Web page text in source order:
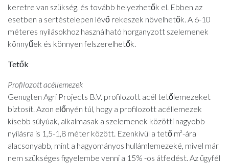
keretre van szükség, és tovább helyezhetők el. Ebben az
esetben a sertéstelepen lévő rekeszek növelhetők. A 6-10
méteres nyílásokhoz használható horganyzott szelemenek
könnyűek és könnyen felszerelhetők.
Tetők
Profilozott acéllemezek
Genugten Agri Projects B.V. profilozott acél tetőlemezeket
biztosít. Azon előnyén túl, hogy a profilozott acéllemezek
kisebb súlyúak, alkalmasak a szelemenek közötti nagyobb
nyílásra is 1,5-1,8 méter között. Ezenkívül a tető m²-ára
alacsonyabb, mint a hagyományos hullámlemezeké, mivel már
nem szükséges figyelembe venni a 15% -os átfedést. Az ügyfél